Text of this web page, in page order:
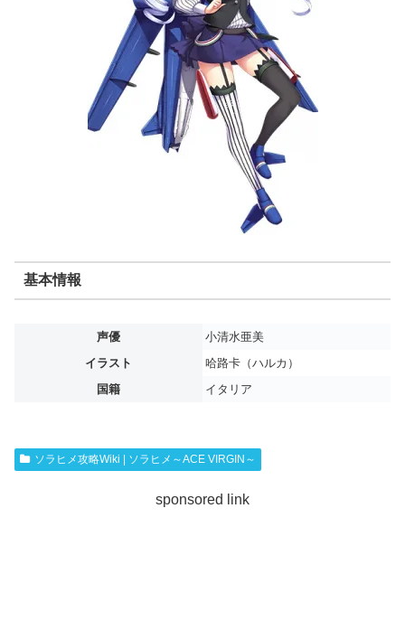
基本情報
声優
小清水亜美
イラスト
哈路卡（ハルカ）
国籍
イタリア
ソラヒメ攻略Wiki | ソラヒメ～ACE VIRGIN～
sponsored link